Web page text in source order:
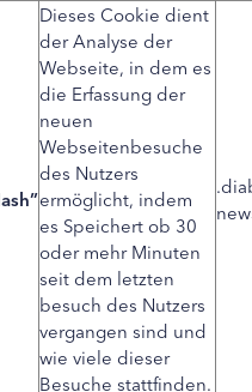
Dieses Cookie dient
der Analyse der
Webseite, in dem es
die Erfassung der
neuen
Webseitenbesuche
des Nutzers
ermöglicht, indem
es Speichert ob 30
oder mehr Minuten
seit dem letzten
besuch des Nutzers
vergangen sind und
wie viele dieser
Besuche stattfinden.